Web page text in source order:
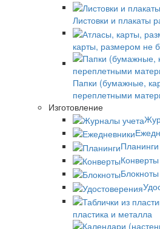
Листовки и плакаты
карты, размером не
Папки (бумажные,
переплетными
Изготовление
Планинги
Конверты
Блокноты
пластика и металла